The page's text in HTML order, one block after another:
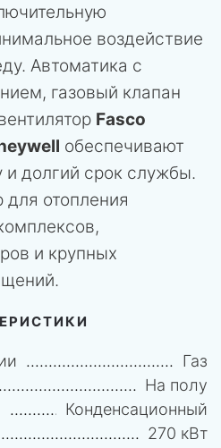
воздействие
Автоматика с
газовый клапан
Fasco
обеспечивают
и долгий срок службы.
отопления
и крупных
Газ
На полу
Конденсационный
270 кВт